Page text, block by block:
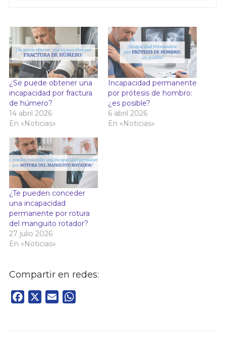
¿Se puede obtener una
incapacidad por fractura
de húmero?
14 abril 2026
En «Noticias»
Incapacidad permanente
por prótesis de hombro:
¿es posible?
6 abril 2026
En «Noticias»
¿Te pueden conceder
una incapacidad
permanente por rotura
del manguito rotador?
27 julio 2026
En «Noticias»
Compartir en redes:
Facebook Email